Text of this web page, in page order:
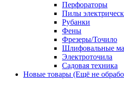
Перфораторы
Пилы
Рубанки
Фены
Фрезеры/Точило
Шлифовальные
Электроточила
Садовая техника
Новые товары (Ещё не